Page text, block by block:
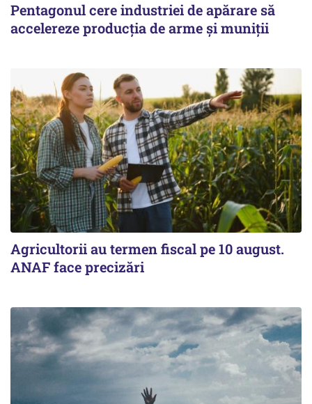
Pentagonul cere industriei de apărare să
accelereze producția de arme și muniții
Agricultorii au termen fiscal pe 10 august.
ANAF face precizări